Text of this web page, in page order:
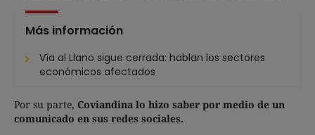
Más información
Vía al Llano sigue cerrada: hablan los sectores
económicos afectados
Por su parte, Coviandina lo hizo saber por medio de un
comunicado en sus redes sociales.